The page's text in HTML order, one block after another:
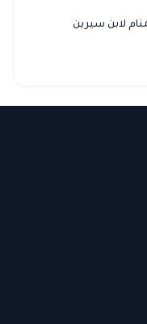
لابن سيرين